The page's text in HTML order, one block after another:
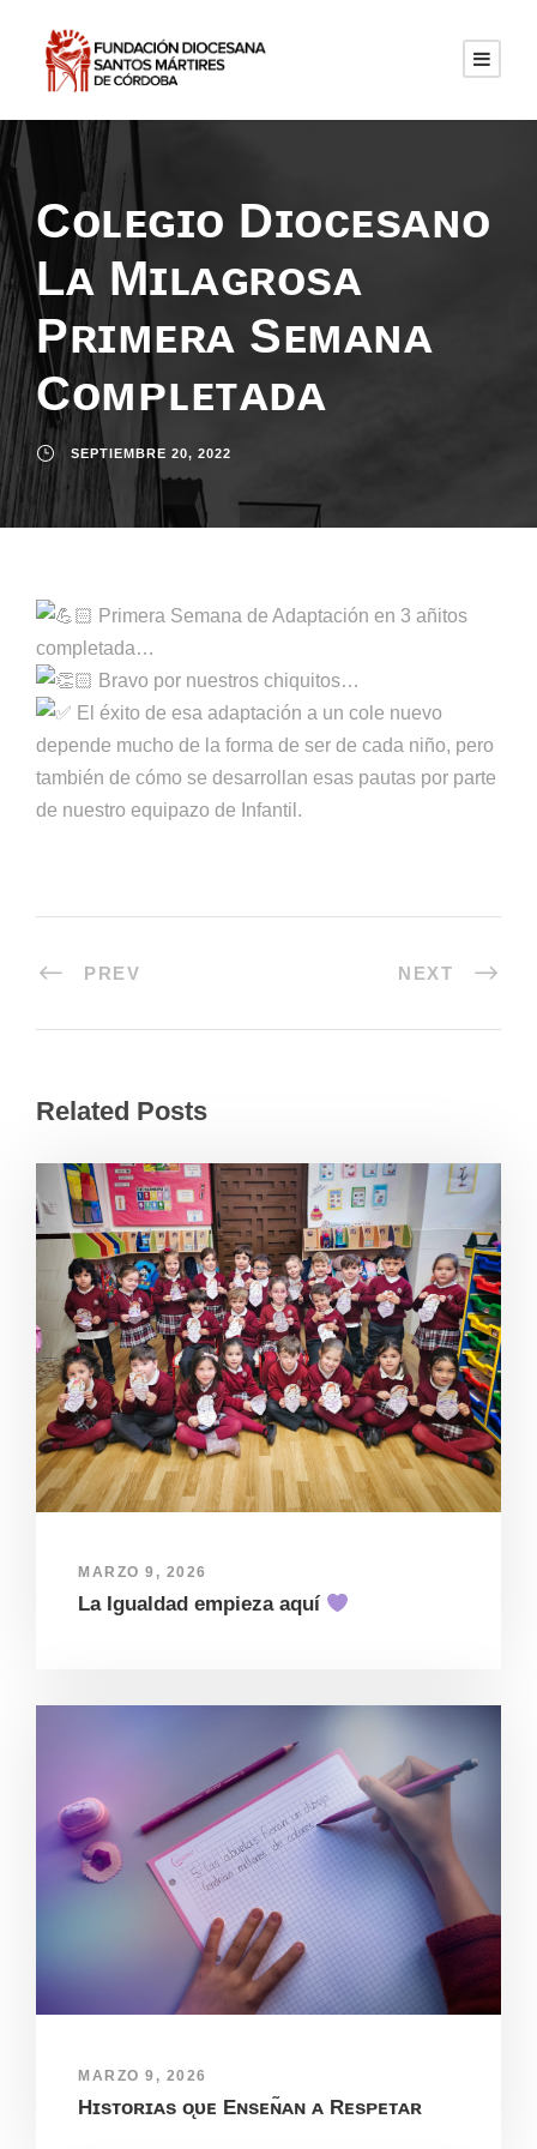
Cᴏʟᴇɢɪᴏ Dɪᴏᴄᴇsᴀɴᴏ
Lᴀ Mɪʟᴀɢʀᴏsᴀ
Pʀɪᴍᴇʀᴀ Sᴇᴍᴀɴᴀ
Cᴏᴍᴘʟᴇᴛᴀᴅᴀ
SEPTIEMBRE 20, 2022
Primera Semana de Adaptación en 3 añitos
completada…
Bravo por nuestros chiquitos…
El éxito de esa adaptación a un cole nuevo
depende mucho de la forma de ser de cada niño, pero
también de cómo se desarrollan esas pautas por parte
de nuestro equipazo de Infantil.
PREV NEXT
Related Posts
MARZO 9, 2026
La Igualdad empieza aquí
MARZO 9, 2026
Hɪsᴛᴏʀɪᴀs ᴏ̨ᴜᴇ Eɴsᴇɴ̃ᴀɴ ᴀ Rᴇsᴘᴇᴛᴀʀ